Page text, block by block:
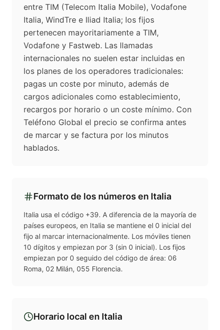
entre TIM (Telecom Italia Mobile), Vodafone
Italia, WindTre e Iliad Italia; los fijos
pertenecen mayoritariamente a TIM,
Vodafone y Fastweb. Las llamadas
internacionales no suelen estar incluidas en
los planes de los operadores tradicionales:
pagas un coste por minuto, además de
cargos adicionales como establecimiento,
recargos por horario o un coste mínimo. Con
Teléfono Global el precio se confirma antes
de marcar y se factura por los minutos
hablados.
Formato de los números en Italia
Italia usa el código +39. A diferencia de la mayoría de
países europeos, en Italia se mantiene el 0 inicial del
fijo al marcar internacionalmente. Los móviles tienen
10 dígitos y empiezan por 3 (sin 0 inicial). Los fijos
empiezan por 0 seguido del código de área: 06
Roma, 02 Milán, 055 Florencia.
Horario local en Italia